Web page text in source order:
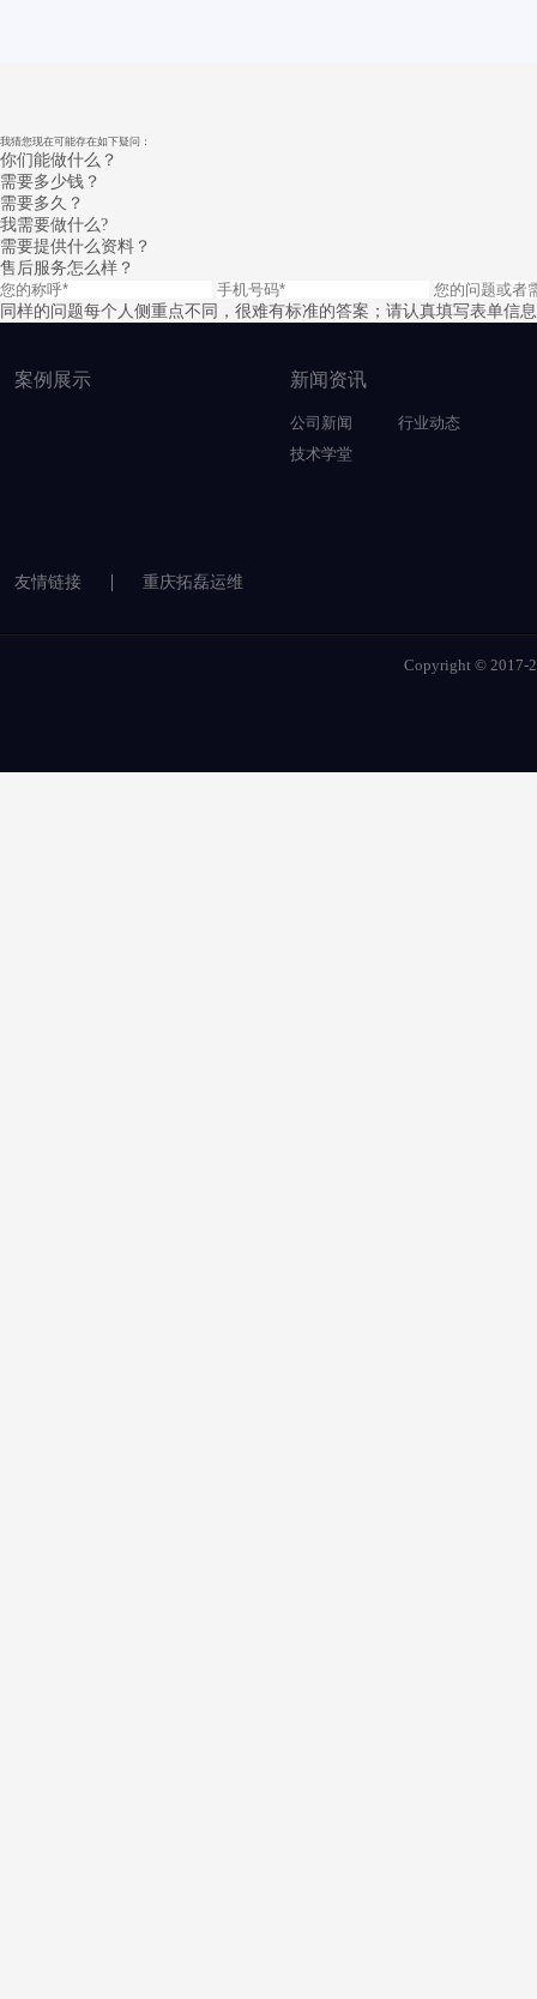
我猜您现在可能存在如下疑问：
你们能做什么？
需要多少钱？
需要多久？
我需要做什么?
需要提供什么资料？
售后服务怎么样？
同样的问题每个人侧重点不同，很难有标准的答案；请认真填写表单信
案例展示 新闻资讯
公司新闻
行业动态
技术学堂
友情链接 重庆拓磊运维
Copyright © 2017-